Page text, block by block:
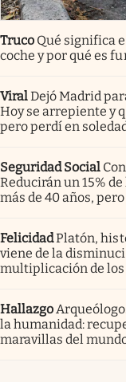
Truco Qué significa
coche y por qué es
ViralDejó Madrid
Hoy se arrepiente y
pero perdí en
Seguridad Social
Reducirán un 15%
más de 40 años,
FelicidadPlatón,
viene de la
multiplicación de los
Hallazgo
la humanidad:
maravillas del